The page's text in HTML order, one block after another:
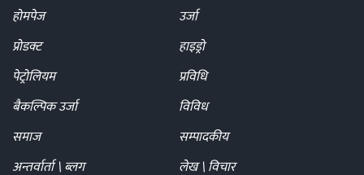
होमपेज
उर्जा
प्रोडक्ट
हाइड्रो
पेट्रोलियम
प्रविधि
बैकल्पिक उर्जा
विविध
समाज
सम्पादकीय
अन्तर्वार्ता \ ब्लग
लेख \ विचार